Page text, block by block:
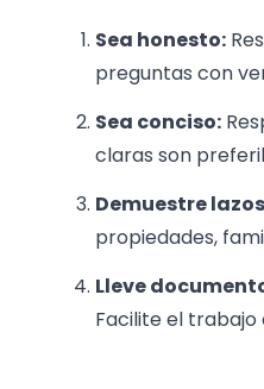
Sea honesto:
preguntas con
Sea conciso:
claras son
Demuestre
propiedades,
Lleve
Facilite el trabajo